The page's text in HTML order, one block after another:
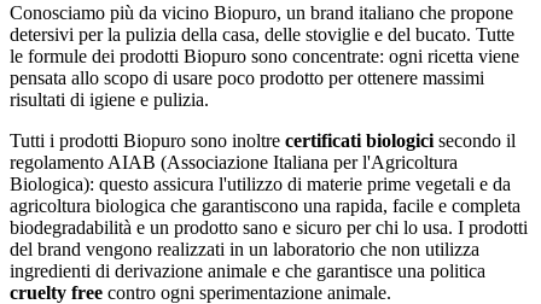
Conosciamo più da vicino Biopuro, un brand italiano che propone
detersivi per la pulizia della casa, delle stoviglie e del bucato. Tutte
le formule dei prodotti Biopuro sono concentrate: ogni ricetta viene
pensata allo scopo di usare poco prodotto per ottenere massimi
risultati di igiene e pulizia.
Tutti i prodotti Biopuro sono inoltre certificati biologici secondo il
regolamento AIAB (Associazione Italiana per l'Agricoltura
Biologica): questo assicura l'utilizzo di materie prime vegetali e da
agricoltura biologica che garantiscono una rapida, facile e completa
biodegradabilità e un prodotto sano e sicuro per chi lo usa. I prodotti
del brand vengono realizzati in un laboratorio che non utilizza
ingredienti di derivazione animale e che garantisce una politica
cruelty free contro ogni sperimentazione animale.